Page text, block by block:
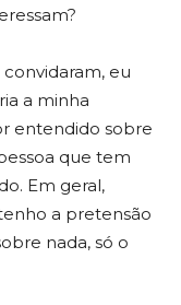
eu
a minha
entendido sobre
que tem
Em geral,
a pretensão
nada, só o